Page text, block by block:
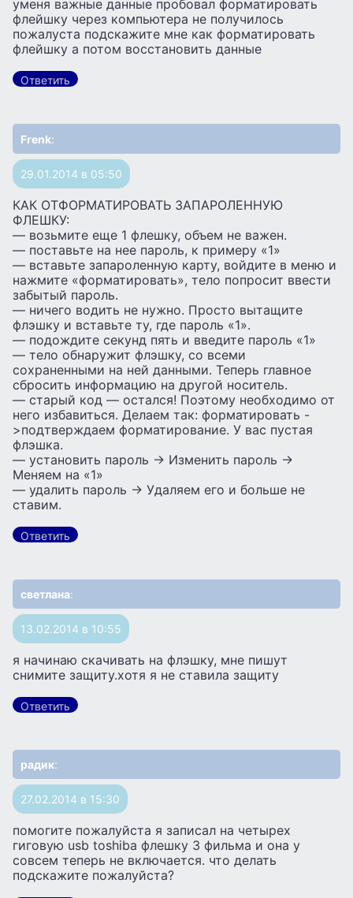
уменя важные данные пробовал форматировать
флейшку через компьютера не получилось
пожалуста подскажите мне как форматировать
флейшку а потом восстановить данные
Ответить
Frenk:
29.01.2014 в 05:50
КАК ОТФОРМАТИРОВАТЬ ЗАПАРОЛЕННУЮ
ФЛЕШКУ:
— возьмите еще 1 флешку, объем не важен.
— поставьте на нее пароль, к примеру «1»
— вставьте запароленную карту, войдите в меню и
нажмите «форматировать», тело попросит ввести
забытый пароль.
— ничего водить не нужно. Просто вытащите
флэшку и вставьте ту, где пароль «1».
— подождите секунд пять и введите пароль «1»
— тело обнаружит флэшку, со всеми
сохраненными на ней данными. Теперь главное
сбросить информацию на другой носитель.
— старый код — остался! Поэтому необходимо от
него избавиться. Делаем так: форматировать -
>подтверждаем форматирование. У вас пустая
флэшка.
— установить пароль -> Изменить пароль ->
Меняем на «1»
— удалить пароль -> Удаляем его и больше не
ставим.
Ответить
светлана:
13.02.2014 в 10:55
я начинаю скачивать на флэшку, мне пишут
снимите защиту.хотя я не ставила защиту
Ответить
радик:
27.02.2014 в 15:30
помогите пожалуйста я записал на четырех
гиговую usb toshiba флешку 3 фильма и она у
совсем теперь не включается. что делать
подскажите пожалуйста?